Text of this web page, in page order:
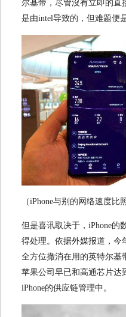
尔基带，尽管沒有立即的直
是由intel导致的，但难题便
（iPhone与别的网络速度比
但是喜讯取决于，iPhone的
得处理。依据外媒报道，今
全方位撤消在用的英特尔基
苹果公司早已和高通芯片达
iPhone的供应链管理中。